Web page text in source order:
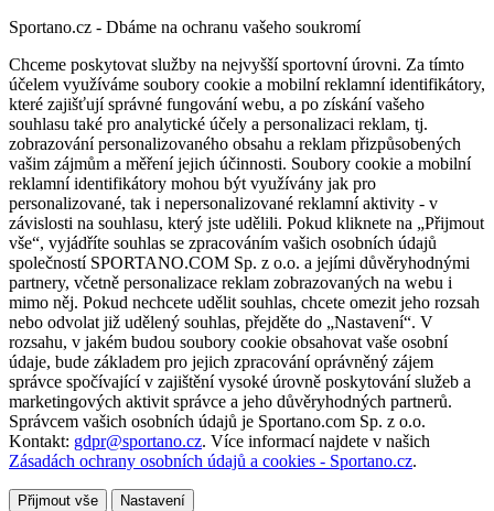
Sportano.cz - Dbáme na ochranu vašeho soukromí
Chceme poskytovat služby na nejvyšší sportovní úrovni. Za tímto
účelem využíváme soubory cookie a mobilní reklamní identifikátory,
které zajišťují správné fungování webu, a po získání vašeho
souhlasu také pro analytické účely a personalizaci reklam, tj.
zobrazování personalizovaného obsahu a reklam přizpůsobených
vašim zájmům a měření jejich účinnosti. Soubory cookie a mobilní
reklamní identifikátory mohou být využívány jak pro
personalizované, tak i nepersonalizované reklamní aktivity - v
závislosti na souhlasu, který jste udělili. Pokud kliknete na „Přijmout
vše“, vyjádříte souhlas se zpracováním vašich osobních údajů
společností SPORTANO.COM Sp. z o.o. a jejími důvěryhodnými
partnery, včetně personalizace reklam zobrazovaných na webu i
mimo něj. Pokud nechcete udělit souhlas, chcete omezit jeho rozsah
nebo odvolat již udělený souhlas, přejděte do „Nastavení“. V
rozsahu, v jakém budou soubory cookie obsahovat vaše osobní
údaje, bude základem pro jejich zpracování oprávněný zájem
správce spočívající v zajištění vysoké úrovně poskytování služeb a
marketingových aktivit správce a jeho důvěryhodných partnerů.
Správcem vašich osobních údajů je Sportano.com Sp. z o.o.
Kontakt: gdpr@sportano.cz. Více informací najdete v našich
Zásadách ochrany osobních údajů a cookies - Sportano.cz.
Přijmout vše Nastavení